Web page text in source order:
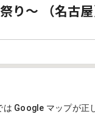
り～ （名古屋
は Google マップが正